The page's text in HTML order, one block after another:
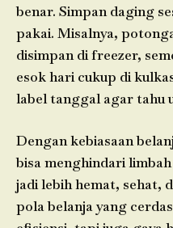
benar. Simpan daging
pakai. Misalnya,
disimpan di freezer,
esok hari cukup di
label tanggal agar tahu
Dengan kebiasaan
bisa menghindari
jadi lebih hemat, sehat,
pola belanja yang